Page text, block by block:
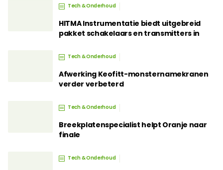
Tech & Onderhoud
HITMA Instrumentatie biedt uitgebreid
pakket schakelaars en transmitters in
Tech & Onderhoud
Afwerking Keofitt-monsternamekranen
verder verbeterd
Tech & Onderhoud
Breekplatenspecialist helpt Oranje naar
finale
Tech & Onderhoud